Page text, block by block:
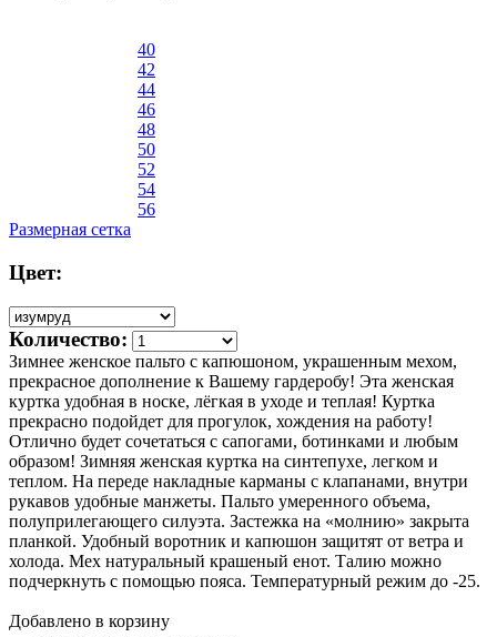
40
42
44
46
48
50
52
54
56
Размерная сетка
Цвет:
Количество:
Зимнее женское пальто с капюшоном, украшенным мехом,
прекрасное дополнение к Вашему гардеробу! Эта женская
куртка удобная в носке, лёгкая в уходе и теплая! Куртка
прекрасно подойдет для прогулок, хождения на работу!
Отлично будет сочетаться с сапогами, ботинками и любым
образом! Зимняя женская куртка на синтепухе, легком и
теплом. На переде накладные карманы с клапанами, внутри
рукавов удобные манжеты. Пальто умеренного объема,
полуприлегающего силуэта. Застежка на «молнию» закрыта
планкой. Удобный воротник и капюшон защитят от ветра и
холода. Мех натуральный крашеный енот. Талию можно
подчеркнуть с помощью пояса. Температурный режим до -25.
Добавлено в корзину